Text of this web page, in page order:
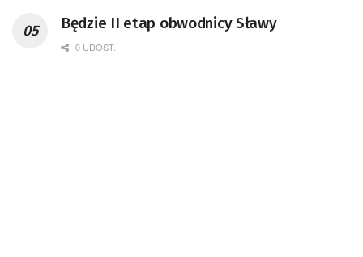
Badań Kosmicznych i Satelitarnych PAN.
Będzie II etap obwodnicy Sławy
0 UDOST.